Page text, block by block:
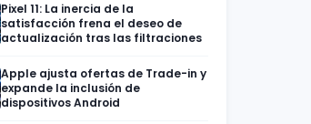
Pixel 11: La inercia de la
satisfacción frena el deseo de
actualización tras las filtraciones
Apple ajusta ofertas de Trade-in y
expande la inclusión de
dispositivos Android